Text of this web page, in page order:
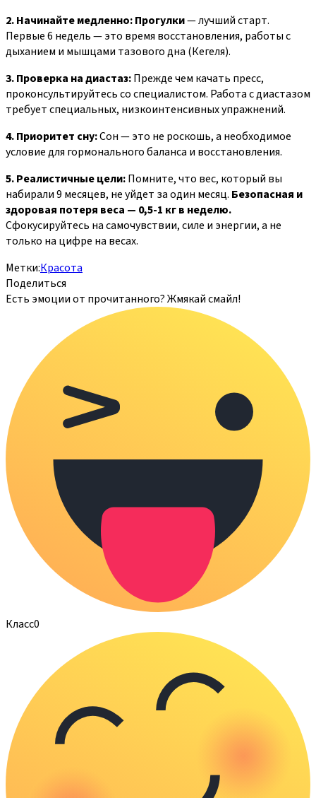
2. Начинайте медленно:Прогулки— лучший старт.
Первые 6 недель — это время восстановления, работы с
дыханием и мышцами тазового дна (Кегеля).
3. Проверка на диастаз:Прежде чем качать пресс,
проконсультируйтесь со специалистом. Работа с диастазом
требует специальных, низкоинтенсивных упражнений.
4. Приоритет сну:Сон — это не роскошь, а необходимое
условие для гормонального баланса и восстановления.
5. Реалистичные цели:Помните, что вес, который вы
набирали 9 месяцев, не уйдет за один месяц. Безопасная и
здоровая потеря веса — 0,5-1 кг в неделю.
Сфокусируйтесь на самочувствии, силе и энергии, а не
только на цифре на весах.
Метки:Красота
Поделиться
Есть эмоции от прочитанного? Жмякай смайл!
Класс0